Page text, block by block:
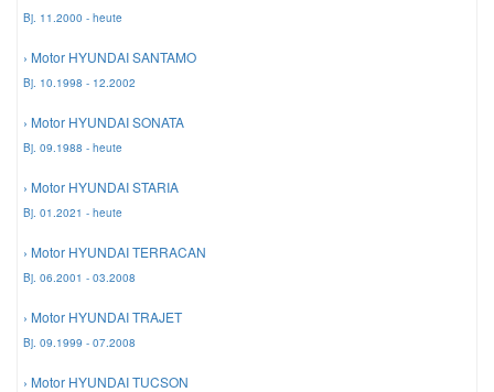
Bj. 11.2000 - heute
› Motor HYUNDAI SANTAMO
Bj. 10.1998 - 12.2002
› Motor HYUNDAI SONATA
Bj. 09.1988 - heute
› Motor HYUNDAI STARIA
Bj. 01.2021 - heute
› Motor HYUNDAI TERRACAN
Bj. 06.2001 - 03.2008
› Motor HYUNDAI TRAJET
Bj. 09.1999 - 07.2008
› Motor HYUNDAI TUCSON